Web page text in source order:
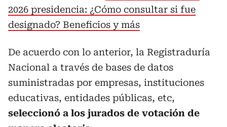
2026 presidencia: ¿Cómo consultar si fue
designado? Beneficios y más
De acuerdo con lo anterior, la Registraduría
Nacional a través de bases de datos
suministradas por empresas, instituciones
educativas, entidades públicas, etc,
seleccionó a los jurados de votación de